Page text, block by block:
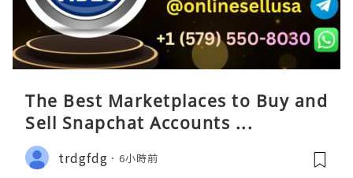
The Best Marketplaces to Buy and
Sell Snapchat Accounts ...
trdgfdg 6小時前